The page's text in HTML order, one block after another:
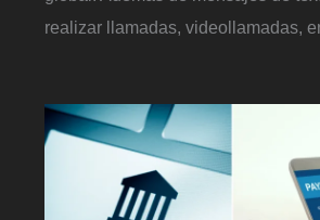
realizar llamadas, videollamadas,